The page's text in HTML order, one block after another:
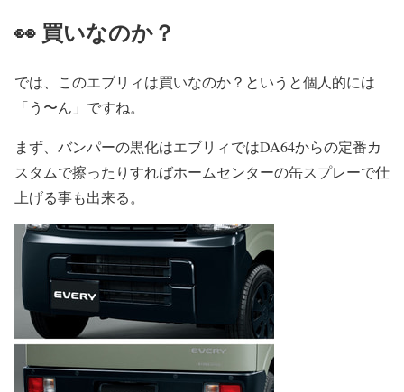
👀 買いなのか？
では、このエブリィは買いなのか？というと個人的には
「う〜ん」ですね。
まず、バンパーの黒化はエブリィではDA64からの定番カ
スタムで擦ったりすればホームセンターの缶スプレーで仕
上げる事も出来る。